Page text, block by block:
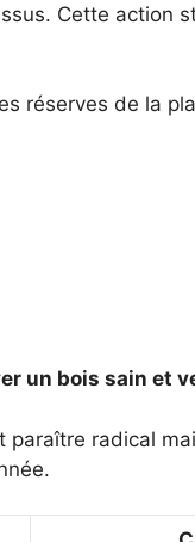
Cette action
réserves de la
un bois sain et
radical